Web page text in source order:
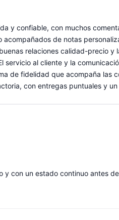
y confiable, con muchos
de notas
relaciones calidad-precio y
servicio al cliente y la
de fidelidad que acompaña las
con entregas puntuales y
y con un estado continuo antes